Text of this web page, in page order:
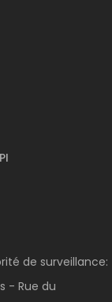
de surveillance:
- Rue du